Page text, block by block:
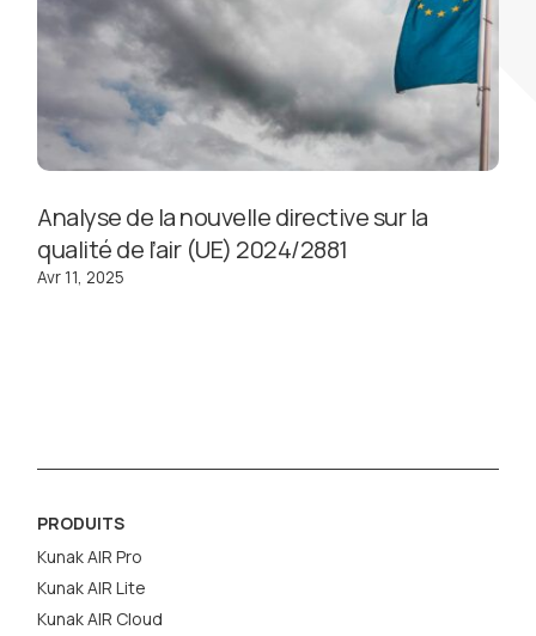
Analyse de la nouvelle directive sur la
qualité de l’air (UE) 2024/2881
Avr 11, 2025
PRODUITS
Kunak AIR Pro
Kunak AIR Lite
Kunak AIR Cloud